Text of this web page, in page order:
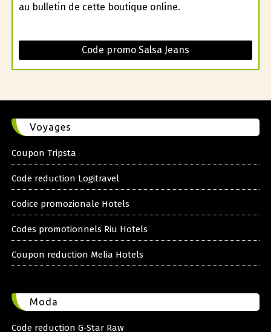
au bulletin de cette boutique online.
Code promo Salsa Jeans
Voyages
Coupon Tripsta
Code reduction Logitravel
Codice promozionale Hotels
Codes promotionnels Riu Hotels
Coupon reduction Melia Hotels
Moda
Code reduction G-Star Raw